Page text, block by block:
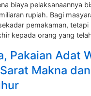
biaya pelaksanaannya
rupiah. Bagi
pemakaman, tetapi
kepada orang yang
Pakaian Adat
Makna